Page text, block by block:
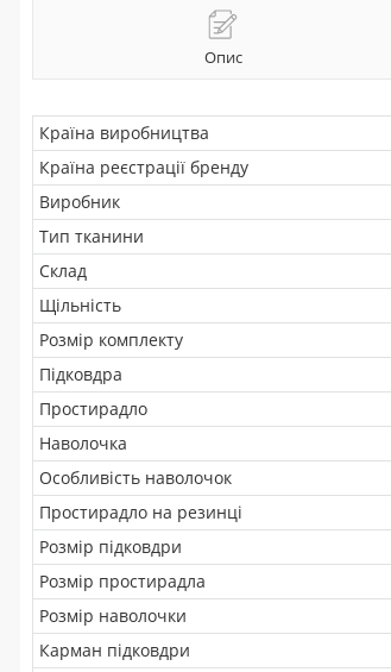
Опис
Країна виробництва
Країна реєстрації бренду
Виробник
Тип тканини
Склад
Щільність
Розмір комплекту
Підковдра
Простирадло
Наволочка
Особливість наволочок
Простирадло на резинці
Розмір підковдри
Розмір простирадла
Розмір наволочки
Карман підковдри